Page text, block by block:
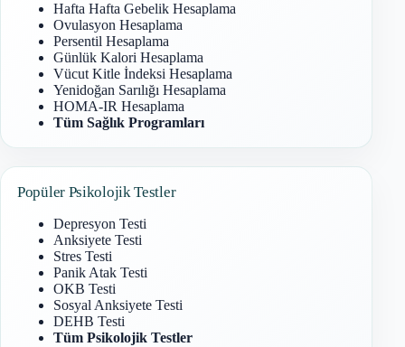
Hafta Hafta Gebelik Hesaplama
Ovulasyon Hesaplama
Persentil Hesaplama
Günlük Kalori Hesaplama
Vücut Kitle İndeksi Hesaplama
Yenidoğan Sarılığı Hesaplama
HOMA-IR Hesaplama
Tüm Sağlık Programları
Popüler Psikolojik Testler
Depresyon Testi
Anksiyete Testi
Stres Testi
Panik Atak Testi
OKB Testi
Sosyal Anksiyete Testi
DEHB Testi
Tüm Psikolojik Testler